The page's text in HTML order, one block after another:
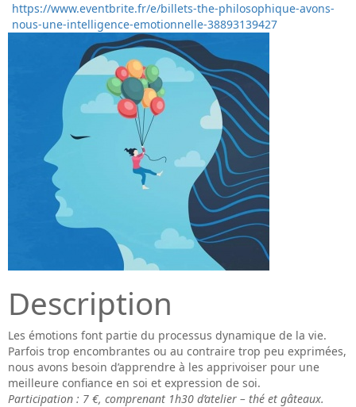
https://www.eventbrite.fr/e/billets-the-philosophique-avons-
nous-une-intelligence-emotionnelle-38893139427
Description
Les émotions font partie du processus dynamique de la vie.
Parfois trop encombrantes ou au contraire trop peu exprimées,
nous avons besoin d’apprendre à les apprivoiser pour une
meilleure confiance en soi et expression de soi.
Participation : 7 €, comprenant 1h30 d’atelier – thé et gâteaux.